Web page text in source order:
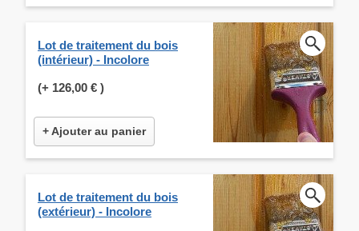
Lot de traitement du bois
(intérieur) - Incolore
(+ 126,00 € )
+ Ajouter au panier
Lot de traitement du bois
(extérieur) - Incolore